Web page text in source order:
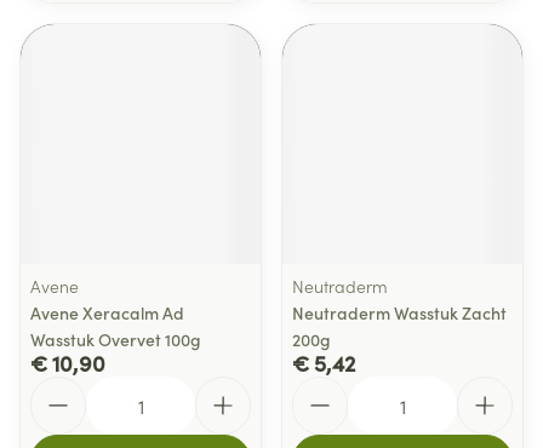
Avene
Avene Xeracalm Ad
Wasstuk Overvet 100g
€ 10,90
Neutraderm
Neutraderm Wasstuk Zacht
200g
€ 5,42